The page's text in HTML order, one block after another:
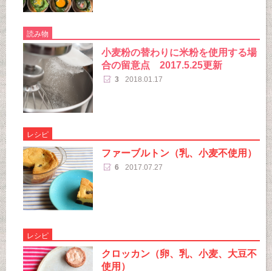
読み物
小麦粉の替わりに米粉を使用する場
合の留意点 2017.5.25更新
3 2018.01.17
レシピ
ファーブルトン（乳、小麦不使用）
6 2017.07.27
レシピ
クロッカン（卵、乳、小麦、大豆不
使用）